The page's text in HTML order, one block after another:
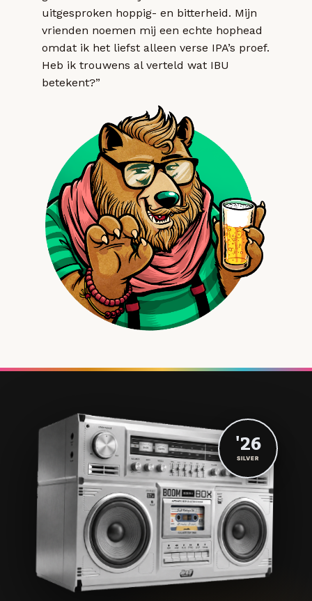
uitgesproken hoppig- en bitterheid. Mijn
vrienden noemen mij een echte hophead
omdat ik het liefst alleen verse IPA’s proef.
Heb ik trouwens al verteld wat IBU
betekent?”
'26
SILVER